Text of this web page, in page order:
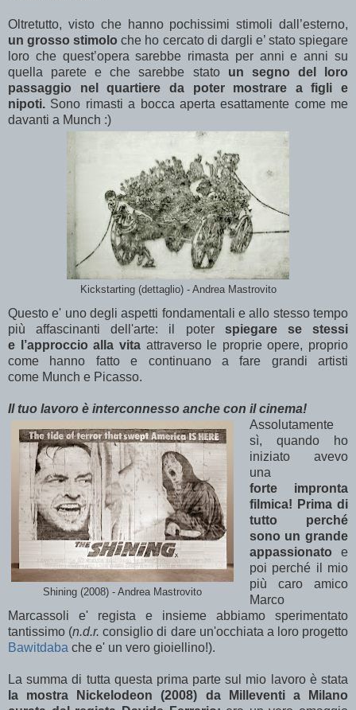
Oltretutto, visto che hanno pochissimi stimoli dall’esterno,
un grosso stimolo che ho cercato di dargli e’ stato spiegare
loro che quest’opera sarebbe rimasta per anni e anni su
quella parete e che sarebbe stato un segno del loro
passaggio nel quartiere da poter mostrare a figli e
nipoti. Sono rimasti a bocca aperta esattamente come me
davanti a Munch :)
Kickstarting (dettaglio) - Andrea Mastrovito
Questo e' uno degli aspetti fondamentali e allo stesso tempo
più affascinanti dell'arte: il poter spiegare se stessi
e
l’approccio alla vitaattraverso le proprie opere, proprio
come hanno fatto e continuano a fare grandi artisti
come Munch e Picasso.
Il tuo lavoro è interconnesso anche con il cinema!
Shining (2008) - Andrea Mastrovito
Assolutamente
sì, quando ho
iniziato avevo
una
forte impronta
filmica! Prima di
tutto perché
sono un grande
appassionato e
poi perché il mio
più caro amico
Marco
Marcassoli e' regista e insieme abbiamo sperimentato
tantissimo (n.d.r. consiglio di dare un'occhiata a loro progetto
Bawitdaba che e' un vero gioiellino!).
La summa di tutta questa prima parte sul mio lavoro è stata
la mostra Nickelodeon (2008) da Milleventi a Milano